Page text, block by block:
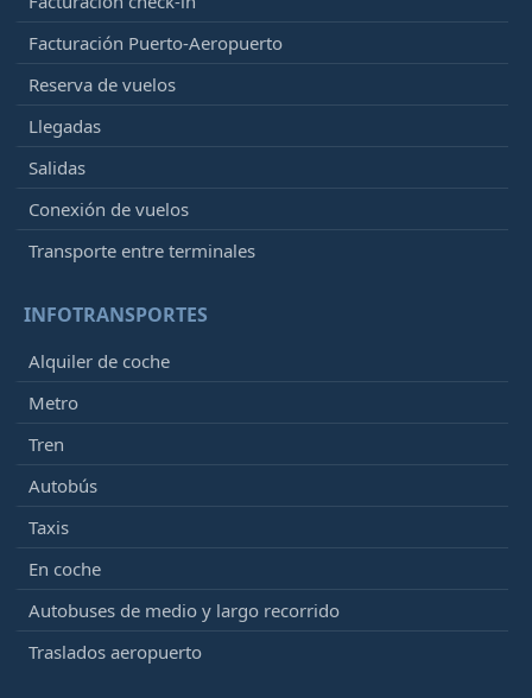
Facturación Puerto-Aeropuerto
Reserva de vuelos
Llegadas
Salidas
Conexión de vuelos
Transporte entre terminales
INFOTRANSPORTES
Alquiler de coche
Metro
Tren
Autobús
Taxis
En coche
Autobuses de medio y largo recorrido
Traslados aeropuerto